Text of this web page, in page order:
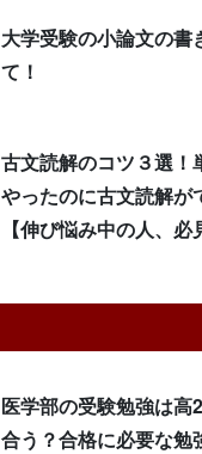
大学受験の小論文の書
て！
古文読解のコツ３選！
やったのに古文読解が
【伸び悩み中の人、必
医学部の受験勉強は高
合う？合格に必要な勉